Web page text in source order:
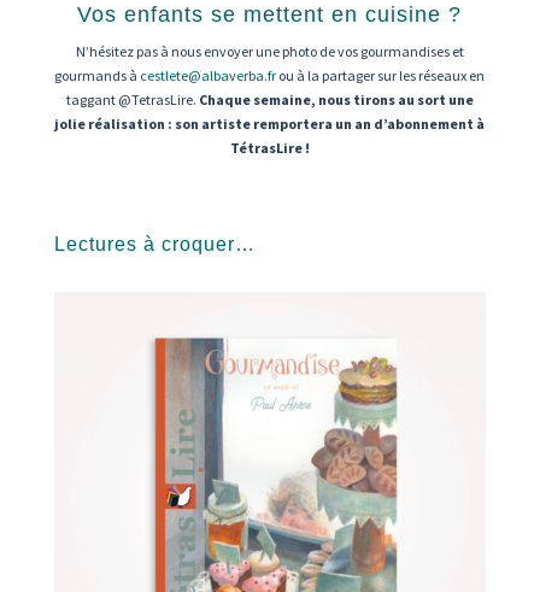
Vos enfants se mettent en cuisine ?
N’hésitez pas à nous envoyer une photo de vos gourmandises et
gourmands à cestlete@albaverba.fr ou à la partager sur les réseaux en
taggant @TetrasLire. Chaque semaine, nous tirons au sort une
jolie réalisation : son artiste remportera un an d’abonnement à
TétrasLire !
Lectures à croquer…